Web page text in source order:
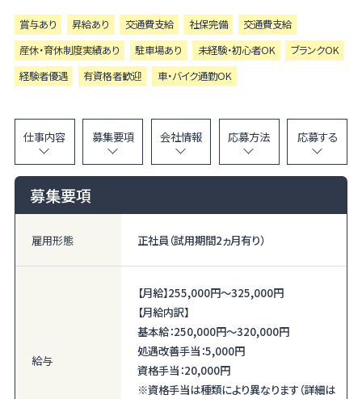
賞与あり 昇給あり 交通費支給 社保完備
交通費支給
産休・育休制度実績あり
駐車場あり 未経験・初心者OK
ブランクOK
経験者優遇
有資格者歓迎 車・バイク通勤OK
仕事内容 募集要項 会社情報 応募方法 応募する
募集要項
雇用形態 正社員（試用期間2ヵ月有り）
給与
【月給】255,000円〜325,000円
【月給内訳】
基本給：250,000円〜320,000円
処遇改善手当：5,000円
資格手当：20,000円
※資格手当は種類により異なります（詳細は